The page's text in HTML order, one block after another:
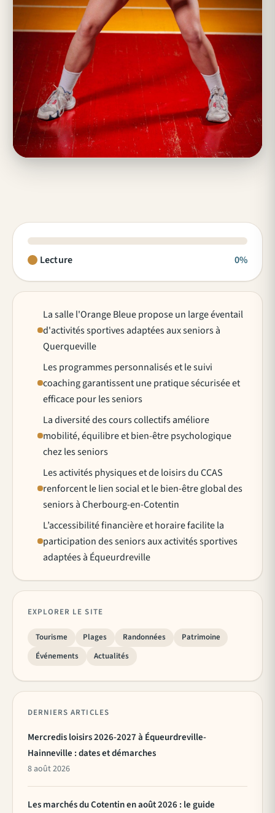
Lecture 0%
La salle l'Orange Bleue propose un large éventail
d'activités sportives adaptées aux seniors à
Querqueville
Les programmes personnalisés et le suivi
coaching garantissent une pratique sécurisée et
efficace pour les seniors
La diversité des cours collectifs améliore
mobilité, équilibre et bien-être psychologique
chez les seniors
Les activités physiques et de loisirs du CCAS
renforcent le lien social et le bien-être global des
seniors à Cherbourg-en-Cotentin
L’accessibilité financière et horaire facilite la
participation des seniors aux activités sportives
adaptées à Équeurdreville
EXPLORER LE SITE
Tourisme Plages Randonnées
Patrimoine
Événements
Actualités
DERNIERS ARTICLES
Mercredis loisirs 2026-2027 à Équeurdreville-
Hainneville : dates et démarches
8 août 2026
Les marchés du Cotentin en août 2026 : le guide